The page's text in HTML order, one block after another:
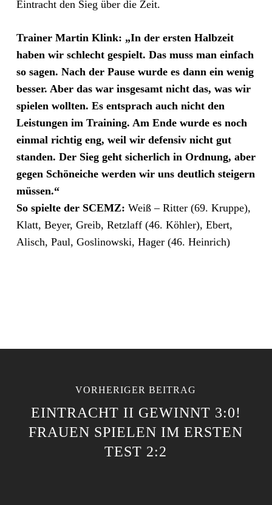
Eintracht den Sieg über die Zeit.
Trainer Martin Klink: „In der ersten Halbzeit
haben wir schlecht gespielt. Das muss man einfach
so sagen. Nach der Pause wurde es dann ein wenig
besser. Aber das war insgesamt nicht das, was wir
spielen wollten. Es entsprach auch nicht den
Leistungen im Training. Am Ende wurde es noch
einmal richtig eng, weil wir defensiv nicht gut
standen. Der Sieg geht sicherlich in Ordnung, aber
gegen Schöneiche werden wir uns deutlich steigern
müssen.“
So spielte der SCEMZ: Weiß – Ritter (69. Kruppe),
Klatt, Beyer, Greib, Retzlaff (46. Köhler), Ebert,
Alisch, Paul, Goslinowski, Hager (46. Heinrich)
VORHERIGER BEITRAG
EINTRACHT II GEWINNT 3:0!
FRAUEN SPIELEN IM ERSTEN
TEST 2:2